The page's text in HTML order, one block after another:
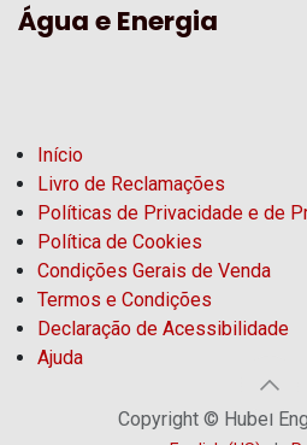
Água e Energia
Início
Livro de Reclamações
Políticas de Privacidade e de
Política de Cookies
Condições Gerais de Venda
Termos e Condições
Declaração de Acessibilidade
Ajuda
Copyright © Hubel